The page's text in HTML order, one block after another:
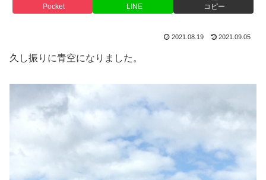
Pocket LINE コピー
2021.08.19 2021.09.05
久し振りに青空になりました。